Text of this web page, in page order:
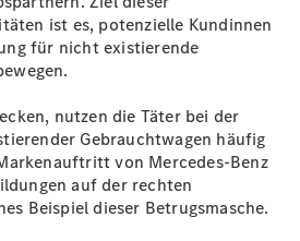
0
ist es, potenzielle Kundinnen
für nicht existierende
nutzen die Täter bei der
Gebrauchtwagen häufig
von Mercedes‑Benz
auf der rechten
Beispiel dieser Betrugsmasche.